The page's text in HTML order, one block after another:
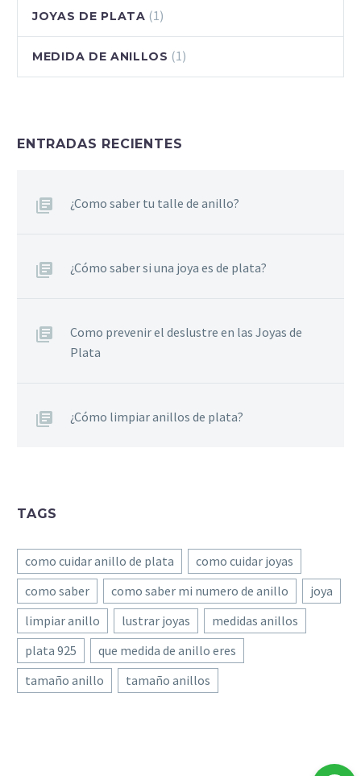
JOYAS DE PLATA (1)
MEDIDA DE ANILLOS (1)
ENTRADAS RECIENTES
¿Como saber tu talle de anillo?
¿Cómo saber si una joya es de plata?
Como prevenir el deslustre en las Joyas de
Plata
¿Cómo limpiar anillos de plata?
TAGS
como cuidar anillo de plata
como cuidar joyas
como saber
como saber mi numero de anillo
joya
limpiar anillo
lustrar joyas
medidas anillos
plata 925
que medida de anillo eres
tamaño anillo
tamaño anillos